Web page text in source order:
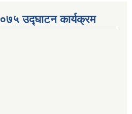
उद्घाटन कार्यक्रम